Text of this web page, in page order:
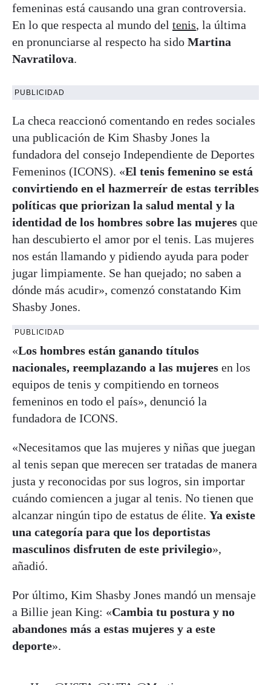
femeninas está causando una gran controversia.
En lo que respecta al mundo del tenis, la última
en pronunciarse al respecto ha sido Martina
Navratilova.
PUBLICIDAD
La checa reaccionó comentando en redes sociales
una publicación de Kim Shasby Jones la
fundadora del consejo Independiente de Deportes
Femeninos (ICONS). «El tenis femenino se está
convirtiendo en el hazmerreír de estas terribles
políticas que priorizan la salud mental y la
identidad de los hombres sobre las mujeres que
han descubierto el amor por el tenis. Las mujeres
nos están llamando y pidiendo ayuda para poder
jugar limpiamente. Se han quejado; no saben a
dónde más acudir», comenzó constatando Kim
Shasby Jones.
PUBLICIDAD
«Los hombres están ganando títulos
nacionales, reemplazando a las mujeres en los
equipos de tenis y compitiendo en torneos
femeninos en todo el país», denunció la
fundadora de ICONS.
«Necesitamos que las mujeres y niñas que juegan
al tenis sepan que merecen ser tratadas de manera
justa y reconocidas por sus logros, sin importar
cuándo comiencen a jugar al tenis. No tienen que
alcanzar ningún tipo de estatus de élite. Ya existe
una categoría para que los deportistas
masculinos disfruten de este privilegio»,
añadió.
Por último, Kim Shasby Jones mandó un mensaje
a Billie jean King: «Cambia tu postura y no
abandones más a estas mujeres y a este
deporte».